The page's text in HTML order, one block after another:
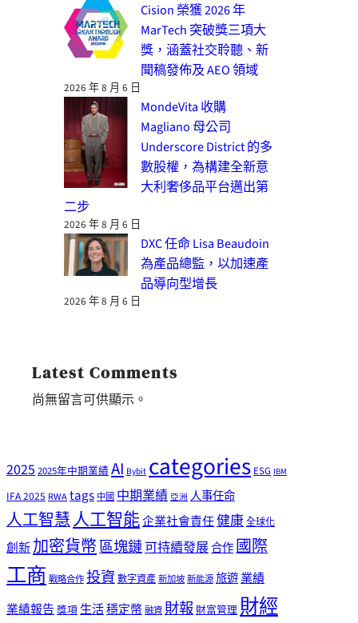
Cision 榮獲 2026 年
MarTech 突破獎三項大
獎，涵蓋社交聆聽、新
聞稿發佈及 AEO 領域
2026 年 8 月 6 日
MondeVita 收購
Magliano 母公司
Underscore District 的多
數股權，為構建全新意
大利奢侈品平台邁出第
二步
2026 年 8 月 6 日
DXC 任命 Lisa Beaudoin
為產品總監，以加速產
品導向型增長
2026 年 8 月 6 日
Latest Comments
尚無留言可供顯示。
20252025年中期業績AI Bybitcategories ESG IBM
IFA 2025 RWAtags 中國 中期業績 亞洲 人事任命
人工智慧人工智能企業社會責任健康全球化
創新加密貨幣區塊鏈可持續發展合作國際
工商戰略合作投資數字資產新加坡新能源旅遊業績
業績報告獎項生活穩定幣融資財報 財富管理財經